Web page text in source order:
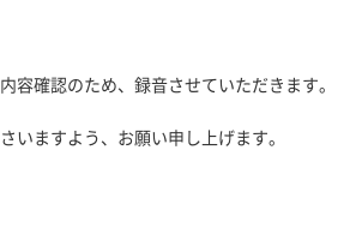
確認のため、録音させていただきます。
ますよう、お願い申し上げます。